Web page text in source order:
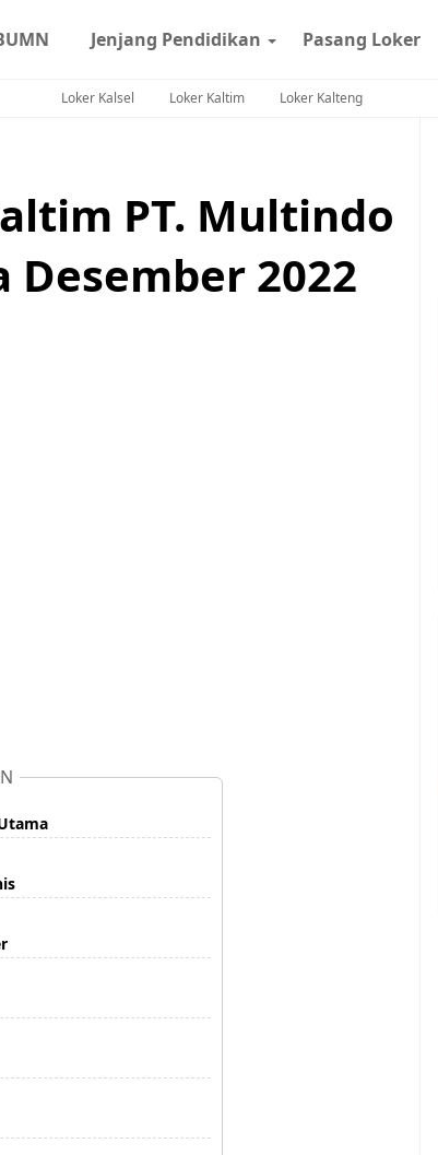
Jenjang Pendidikan Pasang Loker
Loker Kalsel Loker Kaltim Loker Kalteng
PT. Multindo
2022